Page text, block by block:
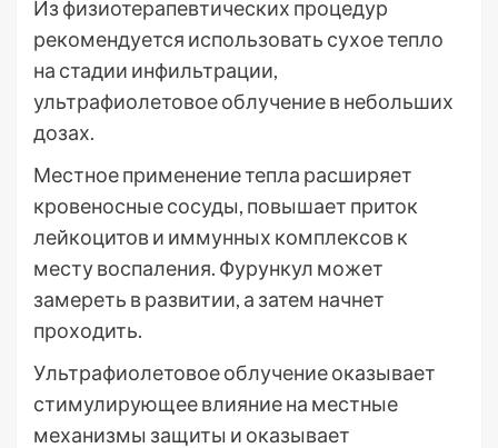
Из физиотерапевтических процедур
рекомендуется использовать сухое тепло
на стадии инфильтрации,
ультрафиолетовое облучение в небольших
дозах.
Местное применение тепла расширяет
кровеносные сосуды, повышает приток
лейкоцитов и иммунных комплексов к
месту воспаления. Фурункул может
замереть в развитии, а затем начнет
проходить.
Ультрафиолетовое облучение оказывает
стимулирующее влияние на местные
механизмы защиты и оказывает